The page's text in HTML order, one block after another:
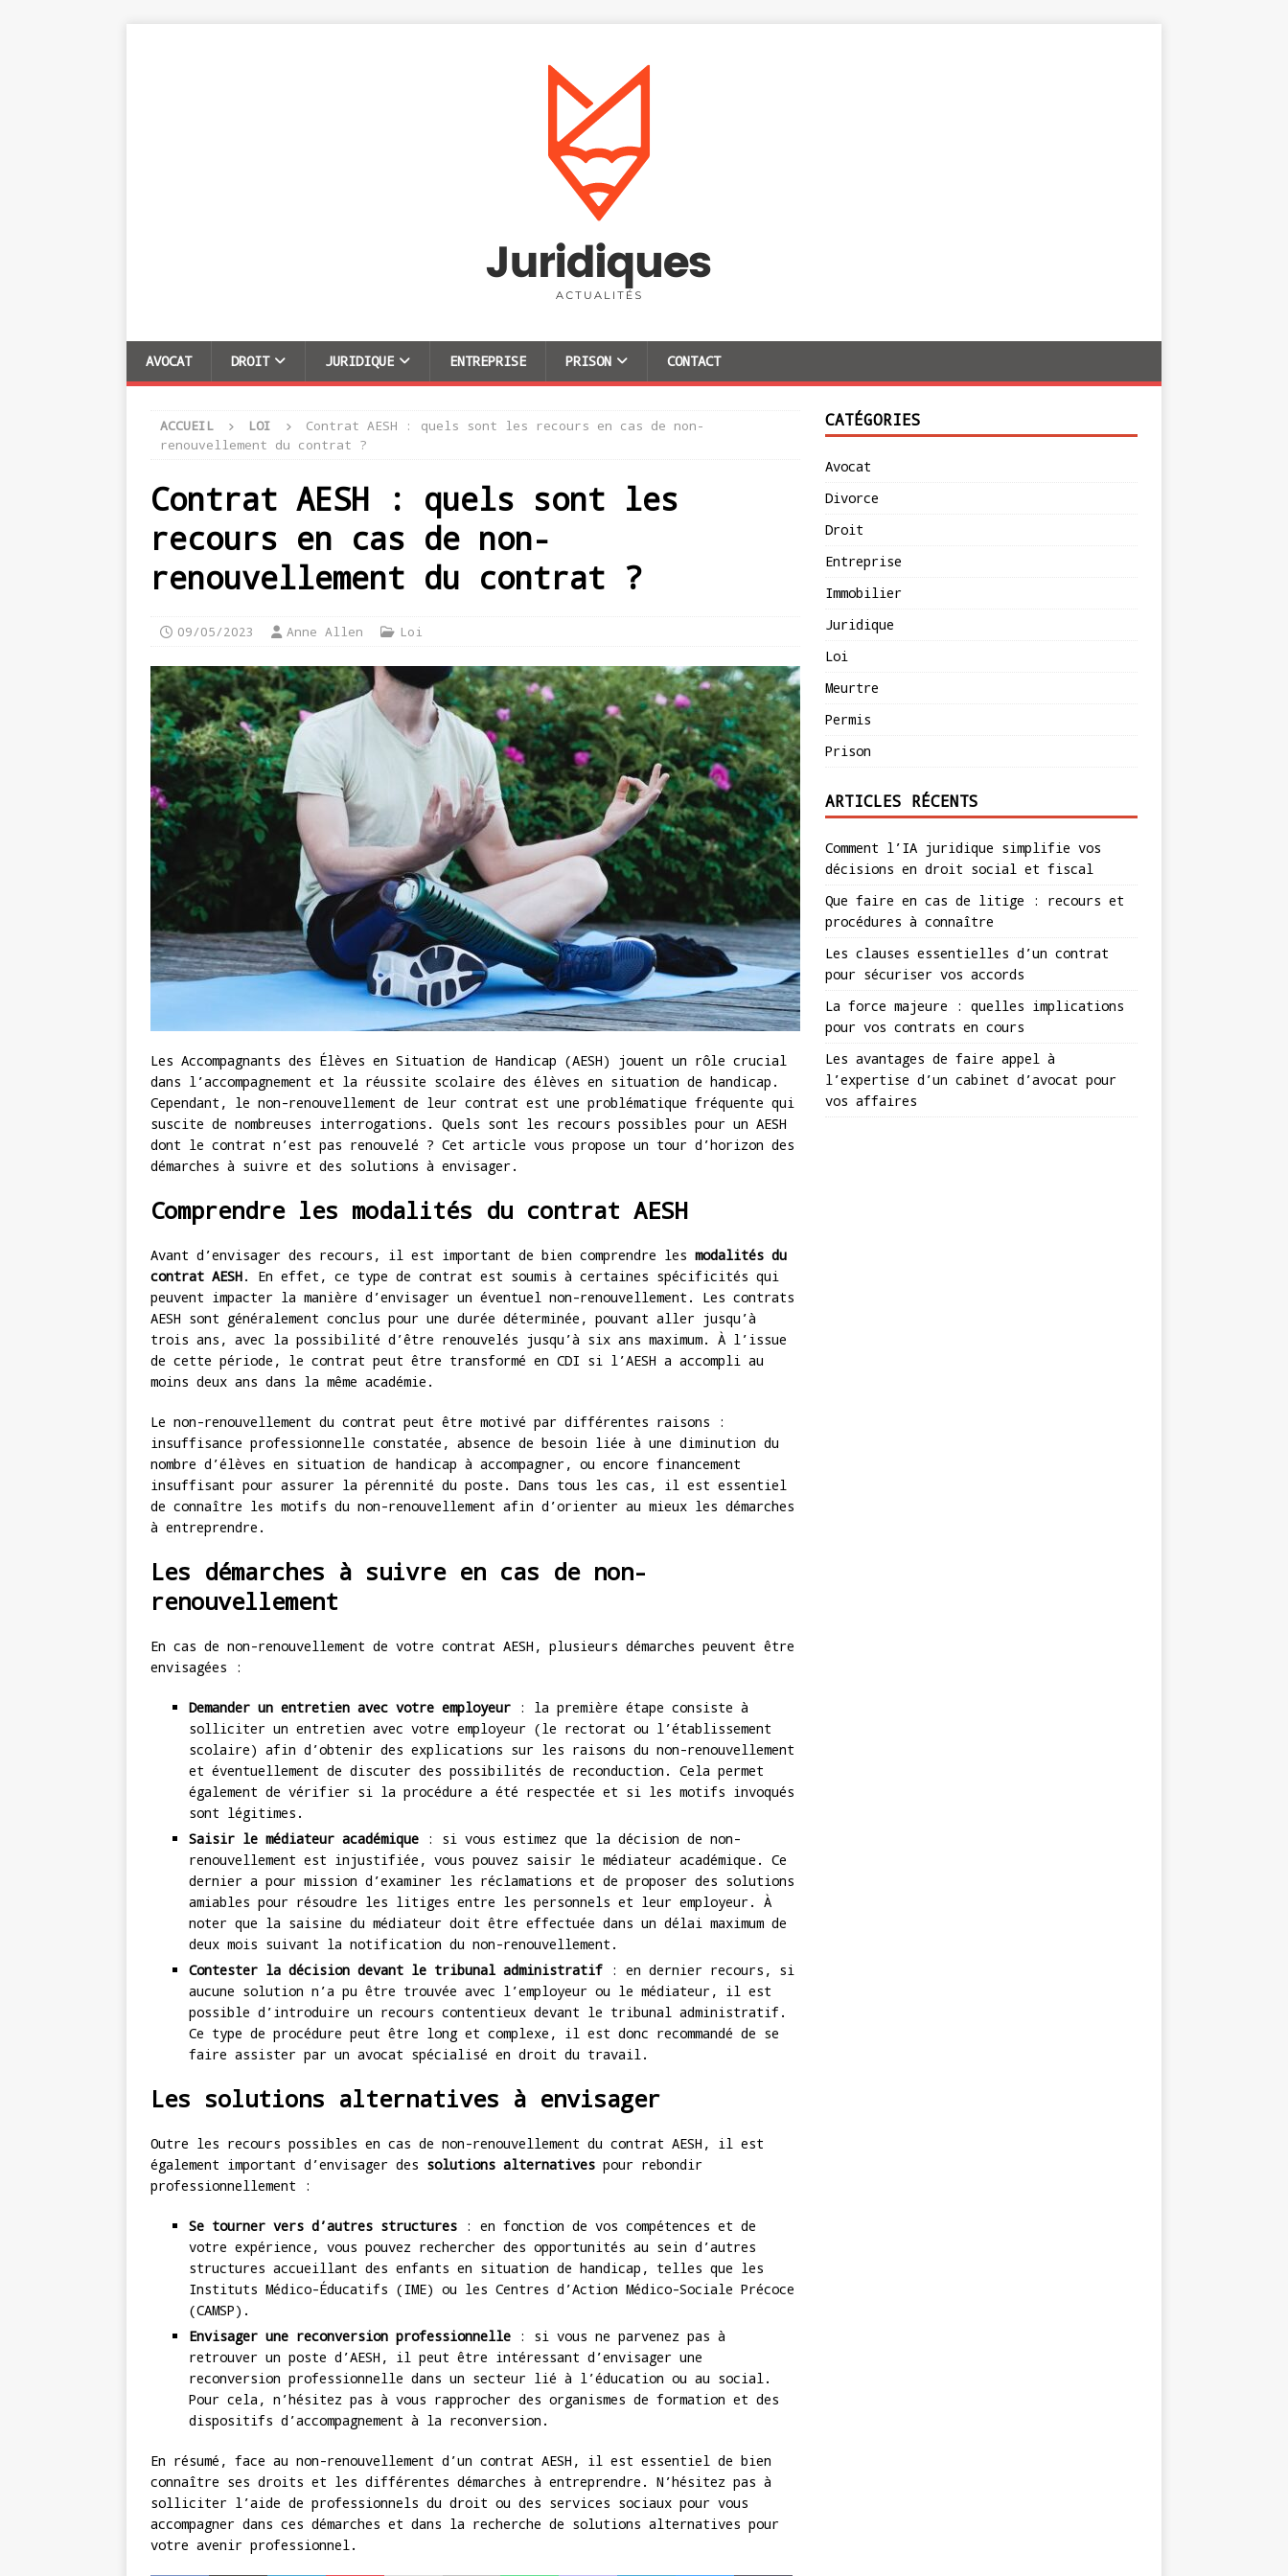
AVOCAT DROIT JURIDIQUE ENTREPRISE PRISON CONTACT
ACCUEIL LOI
Contrat AESH : quels sont les recours en cas de non-
renouvellement du contrat ?
Contrat AESH : quels sont les
recours en cas de non-
renouvellement du contrat ?
09/05/2023 Anne Allen Loi
Les Accompagnants des Élèves en Situation de Handicap (AESH) jouent un rôle crucial
dans l’accompagnement et la réussite scolaire des élèves en situation de handicap.
Cependant, le non-renouvellement de leur contrat est une problématique fréquente qui
suscite de nombreuses interrogations. Quels sont les recours possibles pour un AESH
dont le contrat n’est pas renouvelé ? Cet article vous propose un tour d’horizon des
démarches à suivre et des solutions à envisager.
Comprendre les modalités du contrat AESH
Avant d’envisager des recours, il est important de bien comprendre les modalités du
contrat AESH. En effet, ce type de contrat est soumis à certaines spécificités qui
peuvent impacter la manière d’envisager un éventuel non-renouvellement. Les contrats
AESH sont généralement conclus pour une durée déterminée, pouvant aller jusqu’à
trois ans, avec la possibilité d’être renouvelés jusqu’à six ans maximum. À l’issue
de cette période, le contrat peut être transformé en CDI si l’AESH a accompli au
moins deux ans dans la même académie.
Le non-renouvellement du contrat peut être motivé par différentes raisons :
insuffisance professionnelle constatée, absence de besoin liée à une diminution du
nombre d’élèves en situation de handicap à accompagner, ou encore financement
insuffisant pour assurer la pérennité du poste. Dans tous les cas, il est essentiel
de connaître les motifs du non-renouvellement afin d’orienter au mieux les démarches
à entreprendre.
Les démarches à suivre en cas de non-
renouvellement
En cas de non-renouvellement de votre contrat AESH, plusieurs démarches peuvent être
envisagées :
Demander un entretien avec votre employeur : la première étape consiste à
solliciter un entretien avec votre employeur (le rectorat ou l’établissement
scolaire) afin d’obtenir des explications sur les raisons du non-renouvellement
et éventuellement de discuter des possibilités de reconduction. Cela permet
également de vérifier si la procédure a été respectée et si les motifs invoqués
sont légitimes.
Saisir le médiateur académique : si vous estimez que la décision de non-
renouvellement est injustifiée, vous pouvez saisir le médiateur académique. Ce
dernier a pour mission d’examiner les réclamations et de proposer des solutions
amiables pour résoudre les litiges entre les personnels et leur employeur. À
noter que la saisine du médiateur doit être effectuée dans un délai maximum de
deux mois suivant la notification du non-renouvellement.
Contester la décision devant le tribunal administratif : en dernier recours, si
aucune solution n’a pu être trouvée avec l’employeur ou le médiateur, il est
possible d’introduire un recours contentieux devant le tribunal administratif.
Ce type de procédure peut être long et complexe, il est donc recommandé de se
faire assister par un avocat spécialisé en droit du travail.
Les solutions alternatives à envisager
Outre les recours possibles en cas de non-renouvellement du contrat AESH, il est
également important d’envisager des solutions alternatives pour rebondir
professionnellement :
Se tourner vers d’autres structures : en fonction de vos compétences et de
votre expérience, vous pouvez rechercher des opportunités au sein d’autres
structures accueillant des enfants en situation de handicap, telles que les
Instituts Médico-Éducatifs (IME) ou les Centres d’Action Médico-Sociale Précoce
(CAMSP).
Envisager une reconversion professionnelle : si vous ne parvenez pas à
retrouver un poste d’AESH, il peut être intéressant d’envisager une
reconversion professionnelle dans un secteur lié à l’éducation ou au social.
Pour cela, n’hésitez pas à vous rapprocher des organismes de formation et des
dispositifs d’accompagnement à la reconversion.
En résumé, face au non-renouvellement d’un contrat AESH, il est essentiel de bien
connaître ses droits et les différentes démarches à entreprendre. N’hésitez pas à
solliciter l’aide de professionnels du droit ou des services sociaux pour vous
accompagner dans ces démarches et dans la recherche de solutions alternatives pour
votre avenir professionnel.
CATÉGORIES
Avocat
Divorce
Droit
Entreprise
Immobilier
Juridique
Loi
Meurtre
Permis
Prison
ARTICLES RÉCENTS
Comment l’IA juridique simplifie vos
décisions en droit social et fiscal
Que faire en cas de litige : recours et
procédures à connaître
Les clauses essentielles d’un contrat
pour sécuriser vos accords
La force majeure : quelles implications
pour vos contrats en cours
Les avantages de faire appel à
l’expertise d’un cabinet d’avocat pour
vos affaires